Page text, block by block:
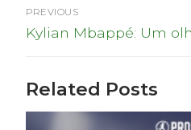
Navegação
de
PREVIOUS
Previous
Kylian Mbappé: Um
Related Posts